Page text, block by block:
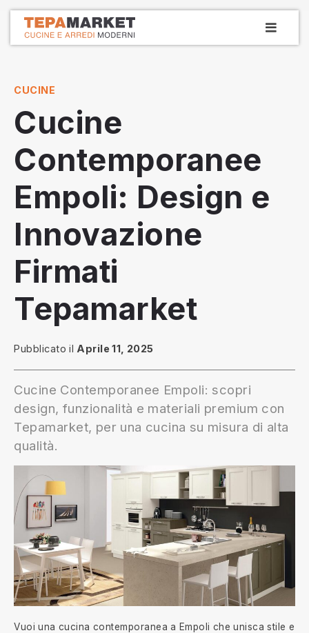
contenuto
Tepamarket
Cucine e arredamenti dal 1979
CUCINE
Cucine
Contemporanee
Empoli: Design e
Innovazione
Firmati
Tepamarket
Pubblicato il Aprile 11, 2025
Cucine Contemporanee Empoli: scopri
design, funzionalità e materiali premium con
Tepamarket, per una cucina su misura di alta
qualità.
Vuoi una cucina contemporanea a Empoli che unisca stile e